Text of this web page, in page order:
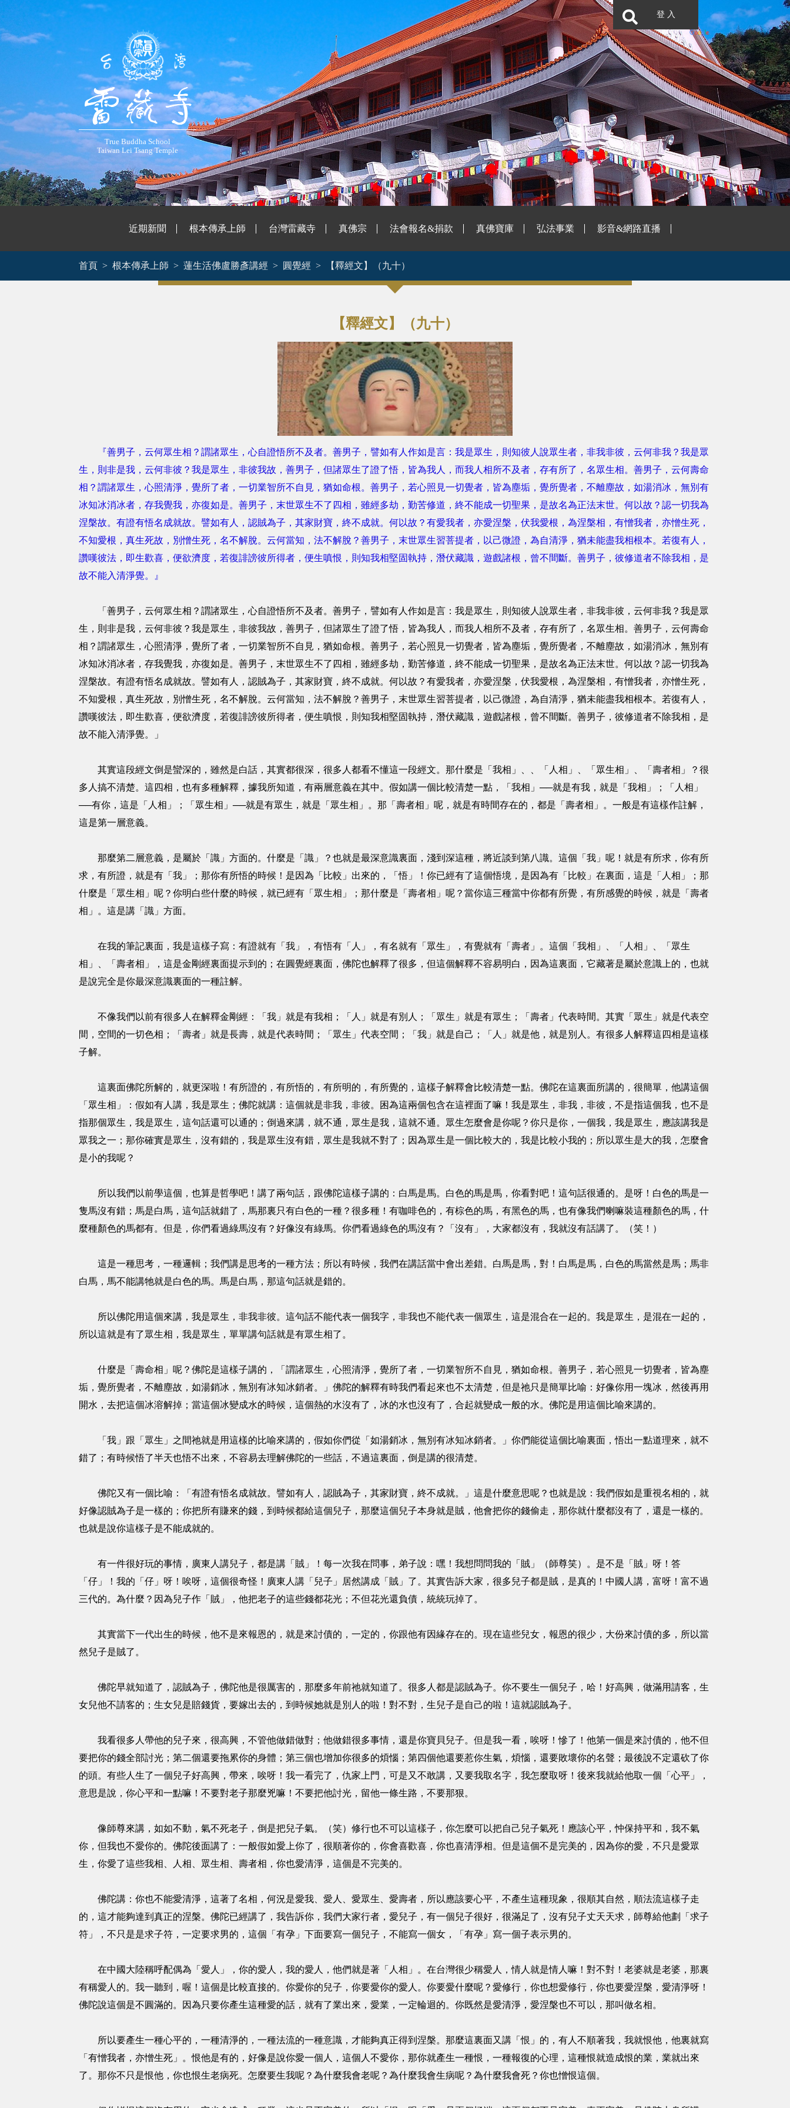
登 入
True Buddha School
Taiwan Lei Tsang Temple
近期新聞 根本傳承上師 台灣雷藏寺 真佛宗 法會報名&捐款 真佛寶庫 弘法事業 影音&網路直播
首頁 根本傳承上師 蓮生活佛盧勝彥講經 圓覺經 【釋經文】（九十）
【釋經文】（九十）
『善男子，云何眾生相？謂諸眾生，心自證悟所不及者。善男子，譬如有人作如是言：我是眾生，則知彼人說眾生者，非我非彼，云何非我？我是眾
生，則非是我，云何非彼？我是眾生，非彼我故，善男子，但諸眾生了證了悟，皆為我人，而我人相所不及者，存有所了，名眾生相。善男子，云何壽命
相？謂諸眾生，心照清淨，覺所了者，一切業智所不自見，猶如命根。善男子，若心照見一切覺者，皆為塵垢，覺所覺者，不離塵故，如湯消冰，無別有
冰知冰消冰者，存我覺我，亦復如是。善男子，末世眾生不了四相，雖經多劫，勤苦修道，終不能成一切聖果，是故名為正法末世。何以故？認一切我為
涅槃故。有證有悟名成就故。譬如有人，認賊為子，其家財寶，終不成就。何以故？有愛我者，亦愛涅槃，伏我愛根，為涅槃相，有憎我者，亦憎生死，
不知愛根，真生死故，別憎生死，名不解脫。云何當知，法不解脫？善男子，末世眾生習菩提者，以己微證，為自清淨，猶未能盡我相根本。若復有人，
讚嘆彼法，即生歡喜，便欲濟度，若復誹謗彼所得者，便生嗔恨，則知我相堅固執持，潛伏藏識，遊戲諸根，曾不間斷。善男子，彼修道者不除我相，是
故不能入清淨覺。』
「善男子，云何眾生相？謂諸眾生，心自證悟所不及者。善男子，譬如有人作如是言：我是眾生，則知彼人說眾生者，非我非彼，云何非我？我是眾
生，則非是我，云何非彼？我是眾生，非彼我故，善男子，但諸眾生了證了悟，皆為我人，而我人相所不及者，存有所了，名眾生相。善男子，云何壽命
相？謂諸眾生，心照清淨，覺所了者，一切業智所不自見，猶如命根。善男子，若心照見一切覺者，皆為塵垢，覺所覺者，不離塵故，如湯消冰，無別有
冰知冰消冰者，存我覺我，亦復如是。善男子，末世眾生不了四相，雖經多劫，勤苦修道，終不能成一切聖果，是故名為正法末世。何以故？認一切我為
涅槃故。有證有悟名成就故。譬如有人，認賊為子，其家財寶，終不成就。何以故？有愛我者，亦愛涅槃，伏我愛根，為涅槃相，有憎我者，亦憎生死，
不知愛根，真生死故，別憎生死，名不解脫。云何當知，法不解脫？善男子，末世眾生習菩提者，以己微證，為自清淨，猶未能盡我相根本。若復有人，
讚嘆彼法，即生歡喜，便欲濟度，若復誹謗彼所得者，便生嗔恨，則知我相堅固執持，潛伏藏識，遊戲諸根，曾不間斷。善男子，彼修道者不除我相，是
故不能入清淨覺。」
其實這段經文倒是蠻深的，雖然是白話，其實都很深，很多人都看不懂這一段經文。那什麼是「我相」、、「人相」、「眾生相」、「壽者相」？很
多人搞不清楚。這四相，也有多種解釋，據我所知道，有兩層意義在其中。假如講一個比較清楚一點，「我相」──就是有我，就是「我相」；「人相」
──有你，這是「人相」；「眾生相」──就是有眾生，就是「眾生相」。那「壽者相」呢，就是有時間存在的，都是「壽者相」。一般是有這樣作註解，
這是第一層意義。
那麼第二層意義，是屬於「識」方面的。什麼是「識」？也就是最深意識裏面，淺到深這種，將近談到第八識。這個「我」呢！就是有所求，你有所
求，有所證，就是有「我」；那你有所悟的時候！是因為「比較」出來的，「悟」！你已經有了這個悟境，是因為有「比較」在裏面，這是「人相」；那
什麼是「眾生相」呢？你明白些什麼的時候，就已經有「眾生相」；那什麼是「壽者相」呢？當你這三種當中你都有所覺，有所感覺的時候，就是「壽者
相」。這是講「識」方面。
在我的筆記裏面，我是這樣子寫：有證就有「我」，有悟有「人」，有名就有「眾生」，有覺就有「壽者」。這個「我相」、「人相」、「眾生
相」、「壽者相」，這是金剛經裏面提示到的；在圓覺經裏面，佛陀也解釋了很多，但這個解釋不容易明白，因為這裏面，它藏著是屬於意識上的，也就
是說完全是你最深意識裏面的一種註解。
不像我們以前有很多人在解釋金剛經：「我」就是有我相；「人」就是有別人；「眾生」就是有眾生；「壽者」代表時間。其實「眾生」就是代表空
間，空間的一切色相；「壽者」就是長壽，就是代表時間；「眾生」代表空間；「我」就是自己；「人」就是他，就是別人。有很多人解釋這四相是這樣
子解。
這裏面佛陀所解的，就更深啦！有所證的，有所悟的，有所明的，有所覺的，這樣子解釋會比較清楚一點。佛陀在這裏面所講的，很簡單，他講這個
「眾生相」：假如有人講，我是眾生；佛陀就講：這個就是非我，非彼。困為這兩個包含在這裡面了嘛！我是眾生，非我，非彼，不是指這個我，也不是
指那個眾生，我是眾生，這句話還可以通的；倒過來講，就不通，眾生是我，這就不通。眾生怎麼會是你呢？你只是你，一個我，我是眾生，應該講我是
眾我之一；那你確實是眾生，沒有錯的，我是眾生沒有錯，眾生是我就不對了；因為眾生是一個比較大的，我是比較小我的；所以眾生是大的我，怎麼會
是小的我呢？
所以我們以前學這個，也算是哲學吧！講了兩句話，跟佛陀這樣子講的：白馬是馬。白色的馬是馬，你看對吧！這句話很通的。是呀！白色的馬是一
隻馬沒有錯；馬是白馬，這句話就錯了，馬那裏只有白色的一種？很多種！有咖啡色的，有棕色的馬，有黑色的馬，也有像我們喇嘛裝這種顏色的馬，什
麼種顏色的馬都有。但是，你們看過綠馬沒有？好像沒有綠馬。你們看過綠色的馬沒有？「沒有」，大家都沒有，我就沒有話講了。（笑！）
這是一種思考，一種邏輯；我們講是思考的一種方法；所以有時候，我們在講話當中會出差錯。白馬是馬，對！白馬是馬，白色的馬當然是馬；馬非
白馬，馬不能講牠就是白色的馬。馬是白馬，那這句話就是錯的。
所以佛陀用這個來講，我是眾生，非我非彼。這句話不能代表一個我字，非我也不能代表一個眾生，這是混合在一起的。我是眾生，是混在一起的，
所以這就是有了眾生相，我是眾生，單單講句話就是有眾生相了。
什麼是「壽命相」呢？佛陀是這樣子講的，「謂諸眾生，心照清淨，覺所了者，一切業智所不自見，猶如命根。善男子，若心照見一切覺者，皆為塵
垢，覺所覺者，不離塵故，如湯銷冰，無別有冰知冰銷者。」佛陀的解釋有時我們看起來也不太清楚，但是祂只是簡單比喻：好像你用一塊冰，然後再用
開水，去把這個冰溶解掉；當這個冰變成水的時候，這個熱的水沒有了，冰的水也沒有了，合起就變成一般的水。佛陀是用這個比喻來講的。
「我」跟「眾生」之間祂就是用這樣的比喻來講的，假如你們從「如湯銷冰，無別有冰知冰銷者。」你們能從這個比喻裏面，悟出一點道理來，就不
錯了；有時候悟了半天也悟不出來，不容易去理解佛陀的一些話，不過這裏面，倒是講的很清楚。
佛陀又有一個比喻：「有證有悟名成就故。譬如有人，認賊為子，其家財寶，終不成就。」這是什麼意思呢？也就是說：我們假如是重視名相的，就
好像認賊為子是一樣的；你把所有賺來的錢，到時候都給這個兒子，那麼這個兒子本身就是賊，他會把你的錢偷走，那你就什麼都沒有了，還是一樣的。
也就是說你這樣子是不能成就的。
有一件很好玩的事情，廣東人講兒子，都是講「賊」！每一次我在問事，弟子說：嘿！我想問問我的「賊」（師尊笑）。是不是「賊」呀！答
「仔」！我的「仔」呀！唉呀，這個很奇怪！廣東人講「兒子」居然講成「賊」了。其實告訴大家，很多兒子都是賊，是真的！中國人講，富呀！富不過
三代的。為什麼？因為兒子作「賊」，他把老子的這些錢都花光；不但花光還負債，統統玩掉了。
其實當下一代出生的時候，他不是來報恩的，就是來討債的，一定的，你跟他有因緣存在的。現在這些兒女，報恩的很少，大份來討債的多，所以當
然兒子是賊了。
佛陀早就知道了，認賊為子，佛陀他是很厲害的，那麼多年前祂就知道了。很多人都是認賊為子。你不要生一個兒子，哈！好高興，做滿用請客，生
女兒他不請客的；生女兒是賠錢貨，要嫁出去的，到時候她就是別人的啦！對不對，生兒子是自己的啦！這就認賊為子。
我看很多人帶他的兒子來，很高興，不管他做錯做對；他做錯很多事情，還是你寶貝兒子。但是我一看，唉呀！慘了！他第一個是來討債的，他不但
要把你的錢全部討光；第二個還要拖累你的身體；第三個也增加你很多的煩惱；第四個他還要惹你生氣，煩惱，還要敗壞你的名聲；最後說不定還砍了你
的頭。有些人生了一個兒子好高興，帶來，唉呀！我一看完了，仇家上門，可是又不敢講，又要我取名字，我怎麼取呀！後來我就給他取一個「心平」，
意思是說，你心平和一點嘛！不要對老子那麼兇嘛！不要把他討光，留他一條生路，不要那狠。
像師尊來講，如如不動，氣不死老子，倒是把兒子氣。（笑）修行也不可以這樣子，你怎麼可以把自己兒子氣死！應該心平，忡保持平和，我不氣
你，但我也不愛你的。佛陀後面講了：一般假如愛上你了，很順著你的，你會喜歡喜，你也喜清淨相。但是這個不是完美的，因為你的愛，不只是愛眾
生，你愛了這些我相、人相、眾生相、壽者相，你也愛清淨，這個是不完美的。
佛陀講：你也不能愛清淨，這著了名相，何況是愛我、愛人、愛眾生、愛壽者，所以應該要心平，不產生這種現象，很順其自然，順法流這樣子走
的，這才能夠達到真正的涅槃。佛陀已經講了，我告訴你，我們大家行者，愛兒子，有一個兒子很好，很滿足了，沒有兒子丈天天求，師尊給他劃「求子
符」，不只是是求子符，一定要求男的，這個「有孕」下面要寫一個兒子，不能寫一個女，「有孕」寫一個子表示男的。
在中國大陸稱呼配偶為「愛人」，你的愛人，我的愛人，他們就是著「人相」。在台灣很少稱愛人，情人就是情人嘛！對不對！老婆就是老婆，那裏
有稱愛人的。我一聽到，喔！這個是比較直接的。你愛你的兒子，你要愛你的愛人。你要愛什麼呢？愛修行，你也想愛修行，你也要愛涅槃，愛清淨呀！
佛陀說這個是不圓滿的。因為只要你產生這種愛的話，就有了業出來，愛業，一定輪迴的。你既然是愛清淨，愛涅槃也不可以，那叫做名相。
所以要產生一種心平的，一種清淨的，一種法流的一種意識，才能夠真正得到涅槃。那麼這裏面又講「恨」的，有人不順著我，我就恨他，他裏就寫
「有憎我者，亦憎生死」。恨他是有的，好像是說你愛一個人，這個人不愛你，那你就產生一種恨，一種報復的心理，這種恨就造成恨的業，業就出來
了。那你不只是恨他，你也恨生老病死。怎麼要生我呢？為什麼我會老呢？為什麼我會生病呢？為什麼我會死？你也憎恨這個。